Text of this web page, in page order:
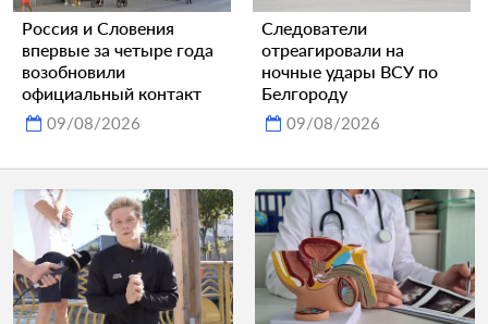
Россия и Словения
впервые за четыре года
возобновили
официальный контакт
09/08/2026
Следователи
отреагировали на
ночные удары ВСУ по
Белгороду
09/08/2026